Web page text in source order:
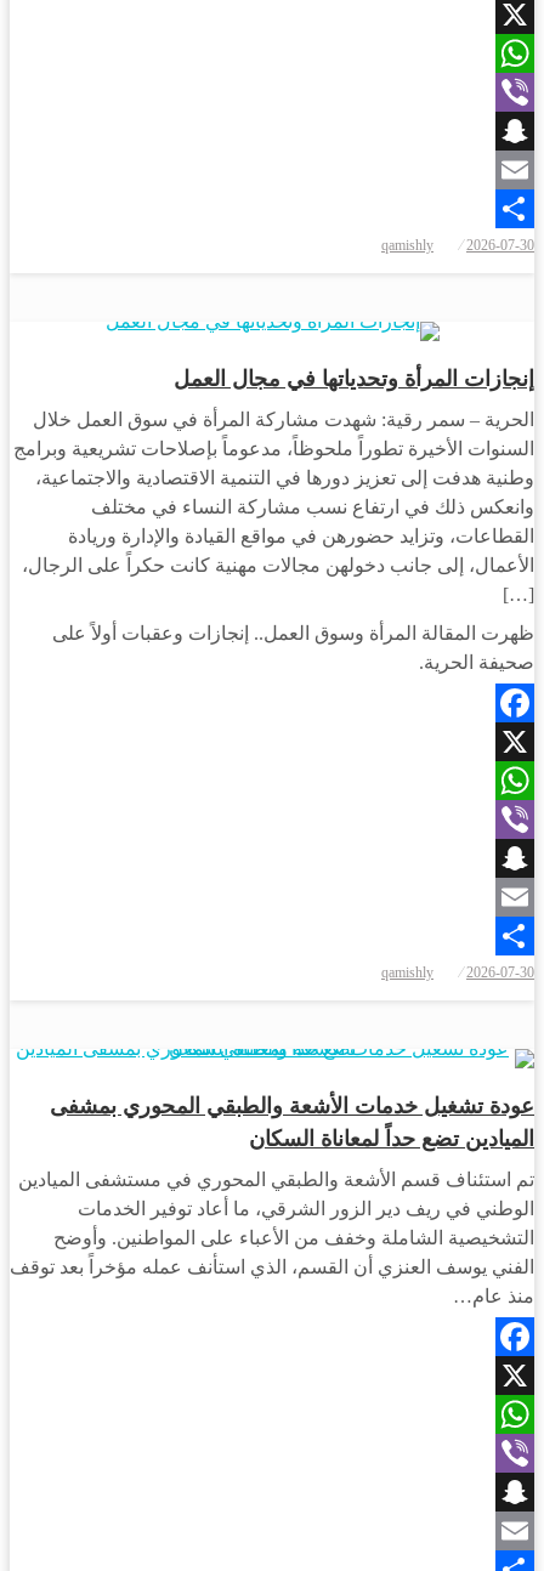
Facebook
X
WhatsApp
Viber
Snapchat
Email
Share
2026-07-30
qamishly
إنجازات المرأة وتحدياتها في مجال العمل
الحرية – سمر رقية: شهدت مشاركة المرأة في سوق العمل خلال
السنوات الأخيرة تطوراً ملحوظاً، مدعوماً بإصلاحات تشريعية وبرامج
وطنية هدفت إلى تعزيز دورها في التنمية الاقتصادية والاجتماعية،
وانعكس ذلك في ارتفاع نسب مشاركة النساء في مختلف
القطاعات، وتزايد حضورهن في مواقع القيادة والإدارة وريادة
الأعمال، إلى جانب دخولهن مجالات مهنية كانت حكراً على الرجال،
[…]
ظهرت المقالة المرأة وسوق العمل.. إنجازات وعقبات أولاً على
صحيفة الحرية.
Facebook
X
WhatsApp
Viber
Snapchat
Email
Share
2026-07-30
qamishly
عودة تشغيل خدمات الأشعة والطبقي المحوري بمشفى
الميادين تضع حداً لمعاناة السكان
تم استئناف قسم الأشعة والطبقي المحوري في مستشفى الميادين
الوطني في ريف دير الزور الشرقي، ما أعاد توفير الخدمات
التشخيصية الشاملة وخفف من الأعباء على المواطنين. وأوضح
الفني يوسف العنزي أن القسم، الذي استأنف عمله مؤخراً بعد توقف
منذ عام…
Facebook
X
WhatsApp
Viber
Snapchat